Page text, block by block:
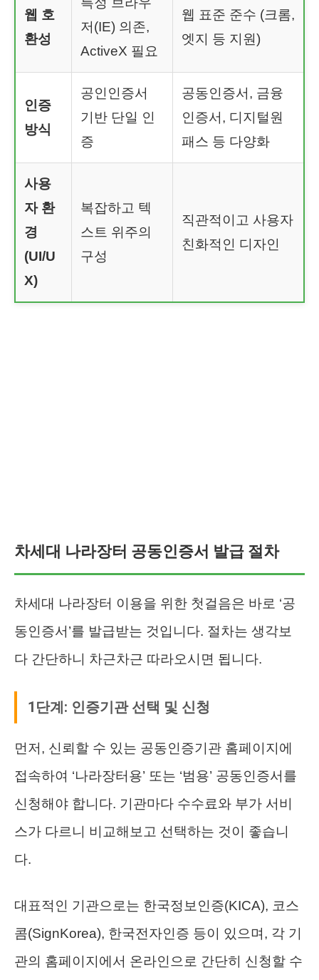
웹 호
환성
저(IE) 의존,
ActiveX 필요
웹 표준 준수 (크롬,
엣지 등 지원)
인증
방식
공인인증서
기반 단일 인
증
공동인증서, 금융
인증서, 디지털원
패스 등 다양화
사용
자 환
경
(UI/U
X)
복잡하고 텍
스트 위주의
구성
직관적이고 사용자
친화적인 디자인
차세대 나라장터 공동인증서 발급 절차
차세대 나라장터 이용을 위한 첫걸음은 바로 ‘공
동인증서’를 발급받는 것입니다. 절차는 생각보
다 간단하니 차근차근 따라오시면 됩니다.
1단계: 인증기관 선택 및 신청
먼저, 신뢰할 수 있는 공동인증기관 홈페이지에
접속하여 ‘나라장터용’ 또는 ‘범용’ 공동인증서를
신청해야 합니다. 기관마다 수수료와 부가 서비
스가 다르니 비교해보고 선택하는 것이 좋습니
다.
대표적인 기관으로는 한국정보인증(KICA), 코스
콤(SignKorea), 한국전자인증 등이 있으며, 각 기
관의 홈페이지에서 온라인으로 간단히 신청할 수